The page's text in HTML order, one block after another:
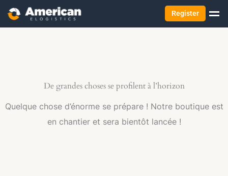
Register
De grandes choses se profilent à l’horizon
Quelque chose d’énorme se prépare ! Notre boutique est
en chantier et sera bientôt lancée !